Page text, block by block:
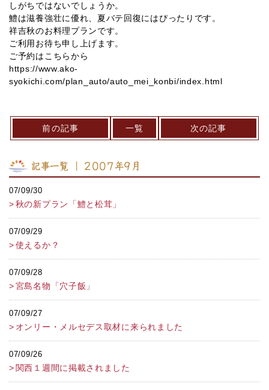
しがちではないでしょうか。
鱧は滋養強壮に優れ、夏バテ回復にはぴったりです。
祥吉秋のお料理プランです。
ご利用お待ち申し上げます。
ご予約はこちらから
https://www.ako-
syokichi.com/plan_auto/auto_mei_konbi/index.html
前の記事 一覧 次の記事
記事一覧 ｜ 2007年9月
07/09/30
秋の新プラン「鱧と松茸」
07/09/29
使えるか？
07/09/28
宮島名物「穴子飯」
07/09/27
オンリー・メルセデス取材に来られました
07/09/26
関西１週間に掲載されました